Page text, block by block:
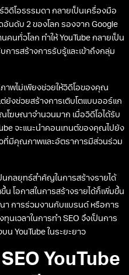
ดีโอธรรมดา กลายเป็นเครื่องมือ
นดับ 2 ของโลก รองจาก Google
นทั่วโลก ทำให้ YouTube กลายเป็น
ารสร้างการรับรู้และเข้าถึงกลุ่ม
าพไม่เพียงช่วยให้วิดีโอของคุณ
ยังช่วยสร้างการเติบโตแบบออร์แก
ฆษณาจำนวนมาก เมื่อวิดีโอได้รับ
จะแนะนำคอนเทนต์ของคุณไปยัง
ที่มีคุณภาพและอัตราการมีส่วนร่วม
นกลยุทธ์สำคัญในการสร้างรายได้
น โอกาสในการสร้างรายได้ก็เพิ่มขึ้น
า การร่วมงานกับแบรนด์ หรือการ
นเวลาในการทำ SEO จึงเป็นการ
น YouTube ในระยะยาว
YouTube